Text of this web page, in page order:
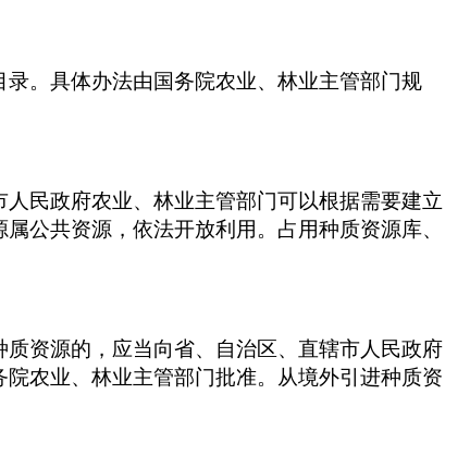
。具体办法由国务院农业、林业主管部门规
民政府农业、林业主管部门可以根据需要建立
公共资源，依法开放利用。占用种质资源库、
资源的，应当向省、自治区、直辖市人民政府
农业、林业主管部门批准。从境外引进种质资